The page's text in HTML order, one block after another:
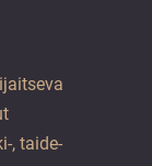
, taide-